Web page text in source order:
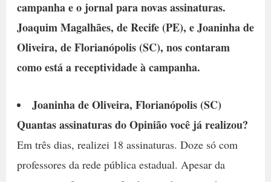
campanha e o jornal para novas assinaturas.
Joaquim Magalhães, de Recife (PE), e Joaninha de
Oliveira, de Florianópolis (SC), nos contaram
como está a receptividade à campanha.
Joaninha de Oliveira, Florianópolis (SC)
Quantas assinaturas do Opinião você já realizou?
Em três dias, realizei 18 assinaturas. Doze só com
professores da rede pública estadual. Apesar da